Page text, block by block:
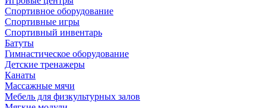
Спортивное оборудование
Спортивные игры
Спортивный инвентарь
Батуты
Гимнастическое оборудование
Детские тренажеры
Канаты
Массажные мячи
Мебель для физкультурных залов